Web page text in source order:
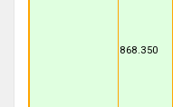
868.350